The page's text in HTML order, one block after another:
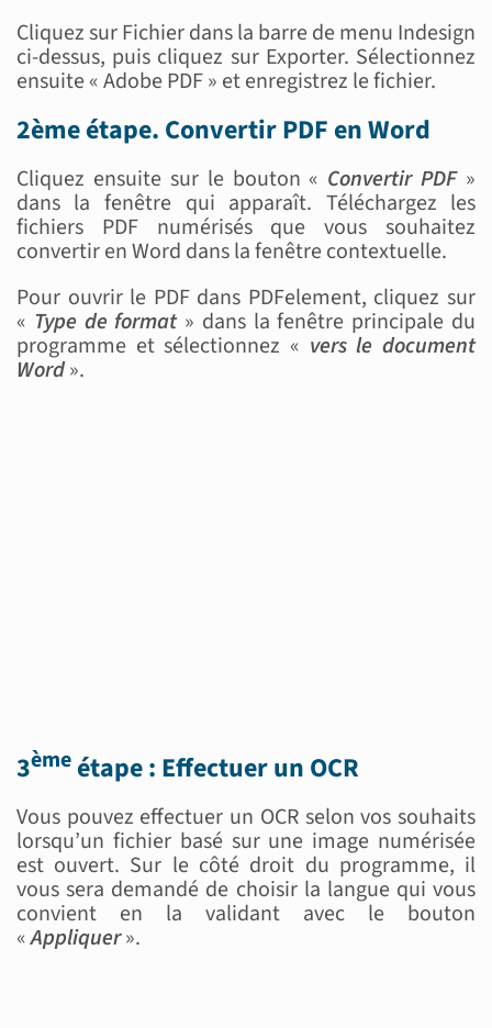
Cliquez sur Fichier dans la barre de menu Indesign
ci-dessus, puis cliquez sur Exporter. Sélectionnez
ensuite « Adobe PDF » et enregistrez le fichier.
2ème étape. Convertir PDF en Word
Cliquez ensuite sur le bouton « Convertir PDF»
dans la fenêtre qui apparaît. Téléchargez les
fichiers PDF numérisés que vous souhaitez
convertir en Word dans la fenêtre contextuelle.
Pour ouvrir le PDF dans PDFelement, cliquez sur
« Type de format » dans la fenêtre principale du
programme et sélectionnez « vers le document
Word».
3èmeétape : Effectuer un OCR
Vous pouvez effectuer un OCR selon vos souhaits
lorsqu’un fichier basé sur une image numérisée
est ouvert. Sur le côté droit du programme, il
vous sera demandé de choisir la langue qui vous
convient en la validant avec le bouton
«Appliquer».